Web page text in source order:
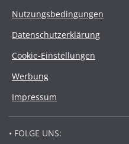
Nutzungsbedingungen
Datenschutzerklärung
Cookie-Einstellungen
Werbung
Impressum
• FOLGE UNS: